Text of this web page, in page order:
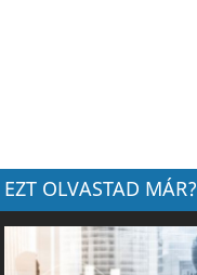
EZT OLVASTAD MÁR?